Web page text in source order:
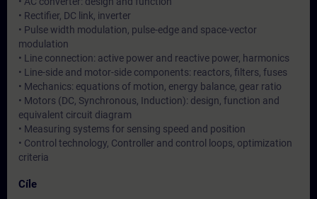
• Rectifier, DC link, inverter
• Pulse width modulation, pulse-edge and space-vector
modulation
• Line connection: active power and reactive power, harmonics
• Line-side and motor-side components: reactors, filters, fuses
• Mechanics: equations of motion, energy balance, gear ratio
• Motors (DC, Synchronous, Induction): design, function and
equivalent circuit diagram
• Measuring systems for sensing speed and position
• Control technology, Controller and control loops, optimization
criteria
Cíle